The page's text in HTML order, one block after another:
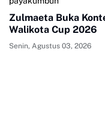
Zulmaeta Buka
Walikota Cup 2026
Senin, Agustus 03, 2026